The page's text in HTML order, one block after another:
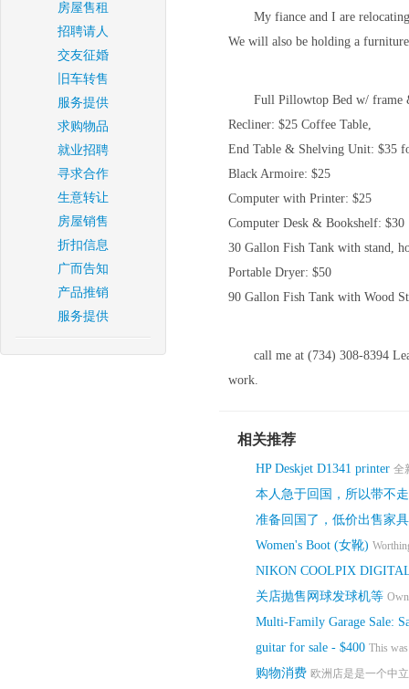
房屋售租
招聘请人
交友征婚
旧车转售
服务提供
求购物品
就业招聘
寻求合作
生意转让
房屋销售
折扣信息
广而告知
产品推销
服务提供
My fiance and I are
We will also be holding a
Full Pillowtop Bed w/ frame
Recliner: $25 Coffee Table,
End Table & Shelving Unit: $35
Black Armoire: $25
Computer with Printer: $25
Computer Desk & Bookshelf: $30
30 Gallon Fish Tank with stand,
Portable Dryer: $50
90 Gallon Fish Tank with Wood
call me at (734) 308-8394
work.
相关推荐
HP Deskjet D1341 printer 全
本人急于回国，所以带不
准备回国了，低价出售家
Women's Boot (女靴)
NIKON COOLPIX
关店抛售网球发球机等
Multi-Family Garage Sale:
guitar for sale - $400 This
购物消费 欧洲店是是一个中